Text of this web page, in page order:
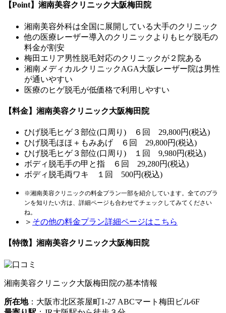
【Point】湘南美容クリニック大阪梅田院
湘南美容外科は全国に展開している大手のクリニック
他の医療レーザー導入のクリニックよりもヒゲ脱毛の
料金が割安
梅田エリア男性脱毛対応のクリニックが２院ある
湘南メディカルクリニックAGA大阪レーザー院は男性
が通いやすい
医療のヒゲ脱毛が低価格で利用しやすい
【料金】湘南美容クリニック大阪梅田院
ひげ脱毛ヒゲ３部位(口周り) ６回 29,800円(税込)
ひげ脱毛ほほ＋もみあげ ６回 29,800円(税込)
ひげ脱毛ヒゲ３部位(口周り) １回 9,980円(税込)
ボディ脱毛手の甲と指 ６回 29,280円(税込)
ボディ脱毛両ワキ １回 500円(税込)
※湘南美容クリニックの料金プラン一部を紹介しています。全てのプラ
ンを知りたい方は、詳細ページも合わせてチェックしてみてください
ね。
＞ その他の料金プラン詳細ページはこちら
【特徴】湘南美容クリニック大阪梅田院
湘南美容クリニック大阪梅田院の基本情報
所在地：大阪市北区茶屋町1-27 ABCマート梅田ビル6F